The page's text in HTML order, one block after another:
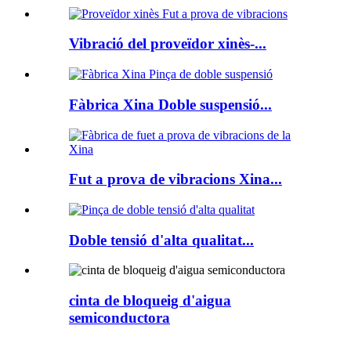
Vibració del proveïdor xinès-...
Fàbrica Xina Doble suspensió...
Fut a prova de vibracions Xina...
Doble tensió d'alta qualitat...
cinta de bloqueig d'aigua
semiconductora